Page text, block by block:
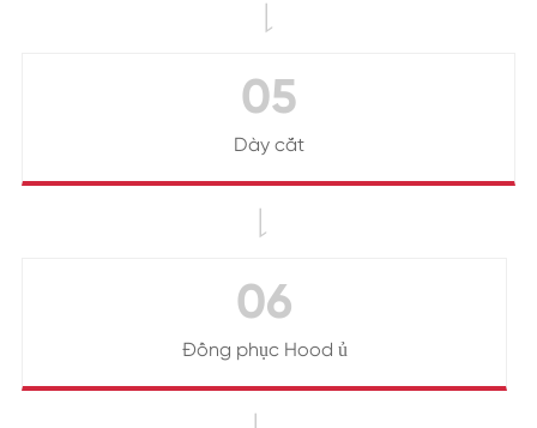

05
Dày cắt

06
Đồng phục Hood ủ